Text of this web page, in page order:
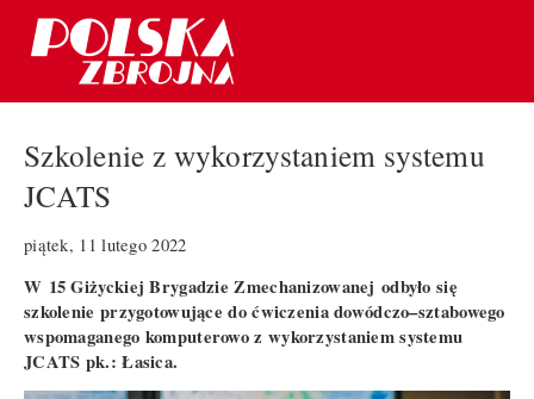
Szkolenie z wykorzystaniem systemu
JCATS
piątek, 11 lutego 2022
W 15 Giżyckiej Brygadzie Zmechanizowanej odbyło się
szkolenie przygotowujące do ćwiczenia dowódczo–sztabowego
wspomaganego komputerowo z wykorzystaniem systemu
JCATS pk.: Łasica.